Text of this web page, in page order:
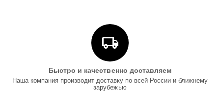
Быстро и качественно доставляем
Наша компания производит доставку по всей России и ближнему
зарубежью